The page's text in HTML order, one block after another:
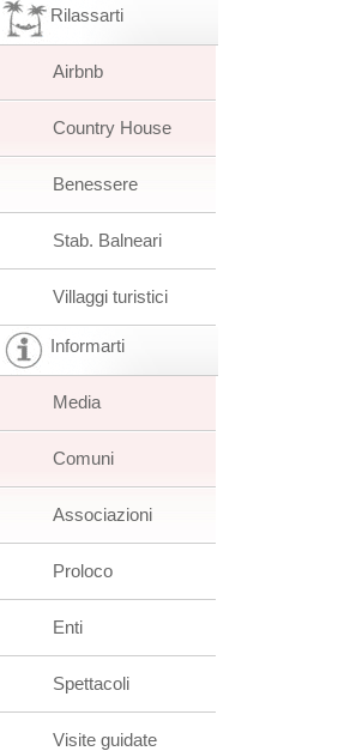
Rilassarti
Airbnb
Country House
Benessere
Stab. Balneari
Villaggi turistici
Informarti
Media
Comuni
Associazioni
Proloco
Enti
Spettacoli
Visite guidate